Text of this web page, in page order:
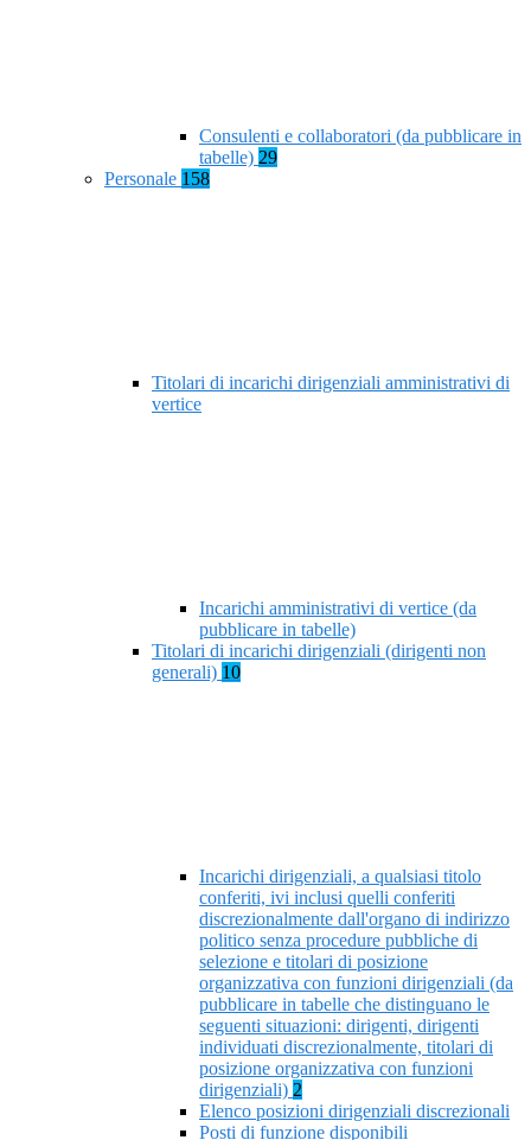
Consulenti e collaboratori (da pubblicare in
tabelle) 29
Personale 158
Titolari di incarichi dirigenziali amministrativi di
vertice
Incarichi amministrativi di vertice (da
pubblicare in tabelle)
Titolari di incarichi dirigenziali (dirigenti non
generali) 10
Incarichi dirigenziali, a qualsiasi titolo
conferiti, ivi inclusi quelli conferiti
discrezionalmente dall'organo di indirizzo
politico senza procedure pubbliche di
selezione e titolari di posizione
organizzativa con funzioni dirigenziali (da
pubblicare in tabelle che distinguano le
seguenti situazioni: dirigenti, dirigenti
individuati discrezionalmente, titolari di
posizione organizzativa con funzioni
dirigenziali) 2
Elenco posizioni dirigenziali discrezionali
Posti di funzione disponibili